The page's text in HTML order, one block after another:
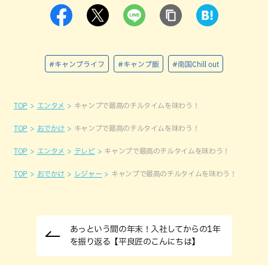
#キャンプライフ #キャンプ飯 #南国Chill out
TOP エンタメ キャンプで最高のチルタイムを味わう！
TOP おでかけ キャンプで最高のチルタイムを味わう！
TOP エンタメ テレビ キャンプで最高のチルタイムを味わう！
TOP おでかけ レジャー キャンプで最高のチルタイムを味わう！
あっという間の年末！入社してからの1年
を振り返る【平良匠のこんにちは】